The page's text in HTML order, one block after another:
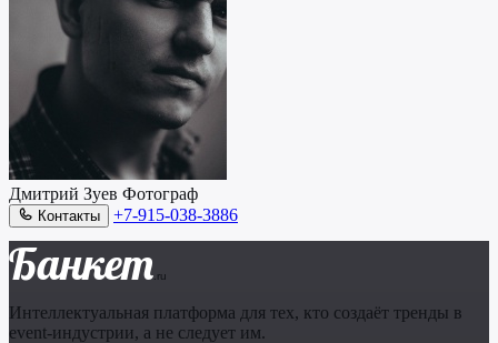
Дмитрий Зуев Фотограф
Контакты +7-915-038-3886
Банкет .ru
Интеллектуальная платформа для тех, кто создаёт тренды в
event-индустрии, а не следует им.